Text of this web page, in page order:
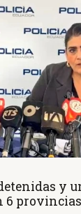
y
6 provincias